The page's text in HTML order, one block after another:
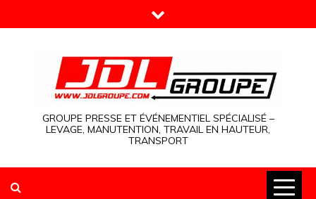
to
GROUPE PRESSE ET ÉVÉNEMENTIEL SPÉCIALISÉ –
LEVAGE, MANUTENTION, TRAVAIL EN HAUTEUR,
TRANSPORT